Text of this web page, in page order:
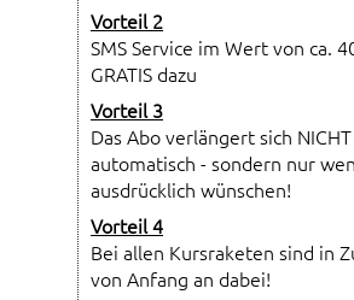
Vorteil 2
SMS Service im Wert von ca.
GRATIS dazu
Vorteil 3
Das Abo verlängert sich NICHT
automatisch - sondern nur
ausdrücklich wünschen!
Vorteil 4
Bei allen Kursraketen sind in
von Anfang an dabei!